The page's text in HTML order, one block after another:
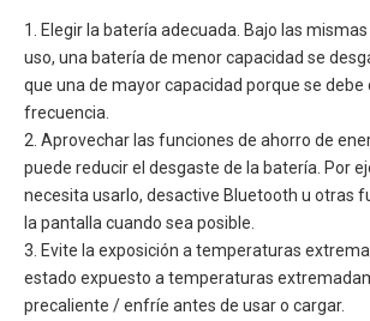
1. Elegir la batería adecuada. Bajo las
uso, una batería de menor capacidad se
que una de mayor capacidad porque se debe
frecuencia.
2. Aprovechar las funciones de ahorro de
puede reducir el desgaste de la batería. Por
necesita usarlo, desactive Bluetooth u otras
la pantalla cuando sea posible.
3. Evite la exposición a temperaturas
estado expuesto a temperaturas
precaliente / enfríe antes de usar o cargar.